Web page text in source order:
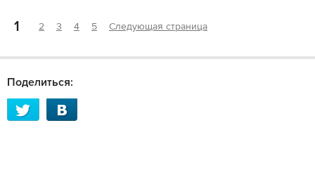
1 2 3 4 5 Следующая страница
Поделиться: